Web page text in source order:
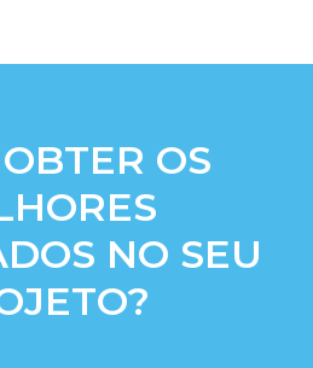
OS
NO SEU